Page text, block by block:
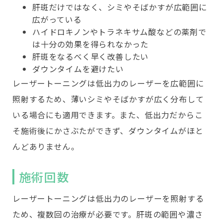
肝斑だけではなく、シミやそばかすが広範囲に
広がっている
ハイドロキノンやトラネキサム酸などの薬剤で
は十分の効果を得られなかった
肝斑をなるべく早く改善したい
ダウンタイムを避けたい
レーザートーニングは低出力のレーザーを広範囲に
照射するため、薄いシミやそばかすが広く分布して
いる場合にも適用できます。また、低出力だからこ
そ施術後にかさぶたができず、ダウンタイムがほと
んどありません。
施術回数
レーザートーニングは低出力のレーザーを照射する
ため、複数回の治療が必要です。肝斑の範囲や濃さ